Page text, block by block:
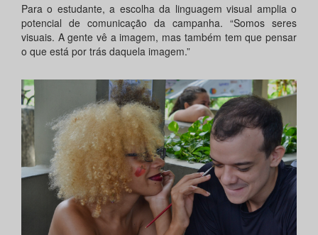
Para o estudante, a escolha da linguagem visual amplia o
potencial de comunicação da campanha. “Somos seres
visuais. A gente vê a imagem, mas também tem que pensar
o que está por trás daquela imagem.”